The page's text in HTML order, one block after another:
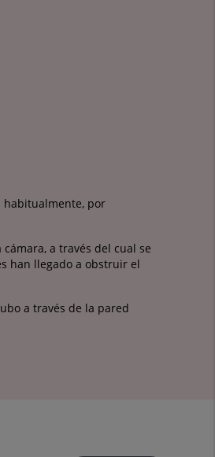
habitualmente, por
a través del cual se
han llegado a obstruir el
a través de la pared